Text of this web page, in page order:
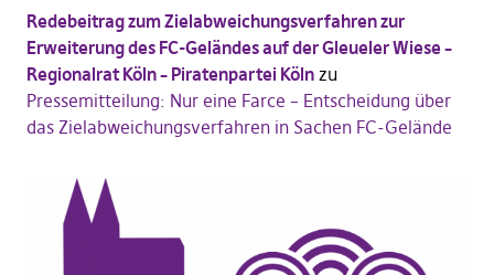
Redebeitrag zum Zielabweichungsverfahren zur
Erweiterung des FC-Geländes auf der Gleueler Wiese –
Regionalrat Köln – Piratenpartei Kölnzu
Pressemitteilung: Nur eine Farce – Entscheidung über
das Zielabweichungsverfahren in Sachen FC-Gelände